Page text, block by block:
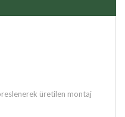
üretilen montaj